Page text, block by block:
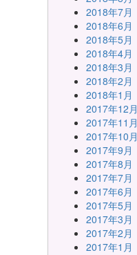
2018年7月
2018年6月
2018年5月
2018年4月
2018年3月
2018年2月
2018年1月
2017年12月
2017年11月
2017年10月
2017年9月
2017年8月
2017年7月
2017年6月
2017年5月
2017年3月
2017年2月
2017年1月